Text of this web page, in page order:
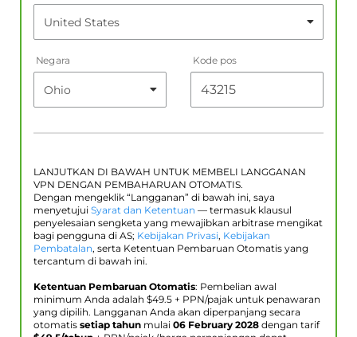
Negara Kode pos
LANJUTKAN DI BAWAH UNTUK MEMBELI LANGGANAN
VPN DENGAN PEMBAHARUAN OTOMATIS.
Dengan mengeklik “Langganan” di bawah ini, saya
menyetujui Syarat dan Ketentuan — termasuk klausul
penyelesaian sengketa yang mewajibkan arbitrase mengikat
bagi pengguna di AS; Kebijakan Privasi, Kebijakan
Pembatalan, serta Ketentuan Pembaruan Otomatis yang
tercantum di bawah ini.
Ketentuan Pembaruan Otomatis: Pembelian awal
minimum Anda adalah $49.5 + PPN/pajak untuk penawaran
yang dipilih. Langganan Anda akan diperpanjang secara
otomatis setiap tahun mulai 06 February 2028 dengan tarif